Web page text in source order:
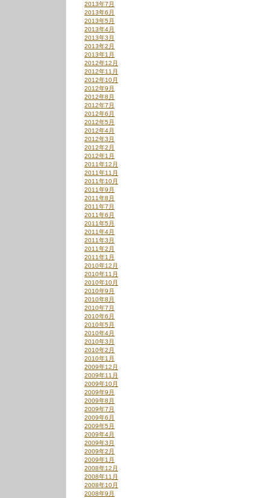
2013年7月
2013年6月
2013年5月
2013年4月
2013年3月
2013年2月
2013年1月
2012年12月
2012年11月
2012年10月
2012年9月
2012年8月
2012年7月
2012年6月
2012年5月
2012年4月
2012年3月
2012年2月
2012年1月
2011年12月
2011年11月
2011年10月
2011年9月
2011年8月
2011年7月
2011年6月
2011年5月
2011年4月
2011年3月
2011年2月
2011年1月
2010年12月
2010年11月
2010年10月
2010年9月
2010年8月
2010年7月
2010年6月
2010年5月
2010年4月
2010年3月
2010年2月
2010年1月
2009年12月
2009年11月
2009年10月
2009年9月
2009年8月
2009年7月
2009年6月
2009年5月
2009年4月
2009年3月
2009年2月
2009年1月
2008年12月
2008年11月
2008年10月
2008年9月